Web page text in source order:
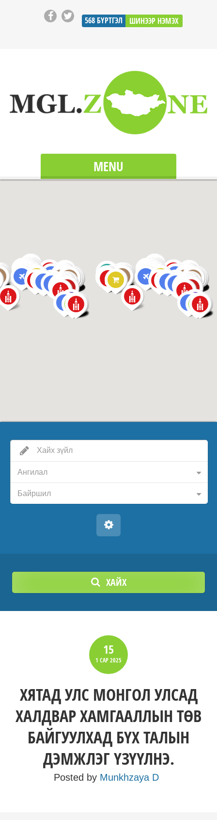
568 БҮРТГЭЛ ШИНЭЭР НЭМЭХ
MENU
Ангилал
Байршил
ХАЙХ
15
1 САР2025
ХЯТАД УЛС МОНГОЛ УЛСАД
ХАЛДВАР ХАМГААЛЛЫН ТӨВ
БАЙГУУЛХАД БҮХ ТАЛЫН
ДЭМЖЛЭГ ҮЗҮҮЛНЭ.
Posted by Munkhzaya D